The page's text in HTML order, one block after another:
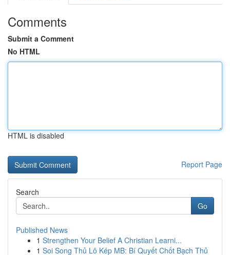
Comments
Submit a Comment
No HTML
HTML is disabled
Report Page
Search
Go
Published News
1 Strengthen Your Belief A Christian Learni...
1 Soi Song Thủ Lô Kép MB: Bí Quyết Chốt Bạch Thủ